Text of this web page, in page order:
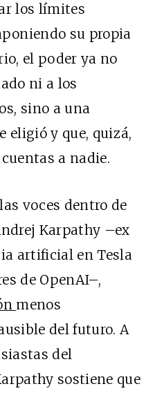
los límites
su propia
el poder ya no
ni a los
sino a una
eligió y que, quizá,
a nadie.
voces dentro de
Karpathy –ex
artificial en Tesla
de OpenAI–,
menos
del futuro. A
del
sostiene que